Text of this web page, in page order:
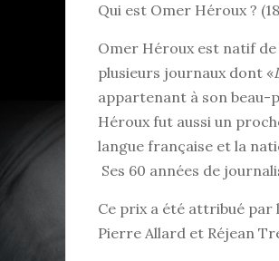
Qui est Omer Héroux ?
Omer Héroux est natif
plusieurs journaux dont «
appartenant à son beau-
Héroux fut aussi un
langue française et la
Ses 60 années de
Ce prix a été attribué par
Pierre Allard et Réjean